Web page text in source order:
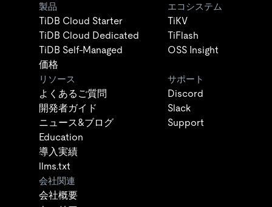
製品
TiDB Cloud Starter
TiDB Cloud Dedicated
TiDB Self-Managed
価格
エコシステム
TiKV
TiFlash
OSS Insight
リソース
よくあるご質問
開発者ガイド
ニュース&ブログ
Education
導入実績
llms.txt
サポート
Discord
Slack
Support
会社関連
会社概要